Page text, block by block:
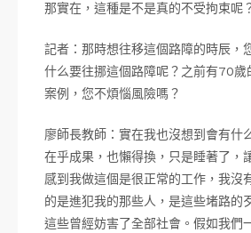
那實在，這種是不是真的不受拘束呢
記者：那時想往移這個路障的時辰，
什么要往挪這個路障呢？之前有70歲
案例，您不煩惱風險嗎？
廖師長教師：實在我也沒想到會有什
在乎成果，也懶得換，只是睡著了，
感到我做這個是很正常的工作，我沒
的是進犯我的那些人，是這些堵路的
這些曾經妨害了全部社會。假如我們